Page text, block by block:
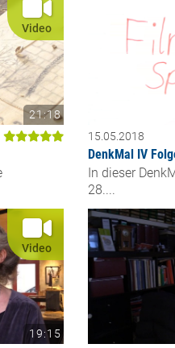
Video
21:18
15.05.2018
DenkMal IV
In dieser
28....
Video
19:15